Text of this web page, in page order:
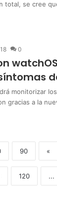
total, se cree
0
monitorizar
gracias a la
90 «
120 ...